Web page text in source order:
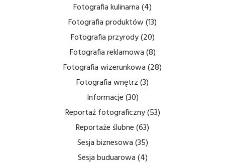
Fotografia kulinarna(4)
Fotografia produktów(13)
Fotografia przyrody(20)
Fotografia reklamowa(8)
Fotografia wizerunkowa(28)
Fotografia wnętrz(3)
Informacje(30)
Reportaż fotograficzny(53)
Reportaże ślubne(63)
Sesja biznesowa(35)
Sesja buduarowa(4)